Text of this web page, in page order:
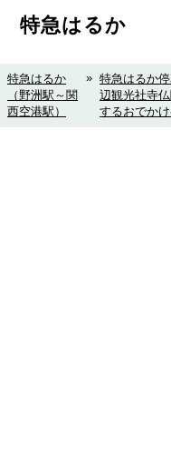
特急はるか
特急はるか
（野洲駅～関
西空港駅）
» 特急はるか
辺観光社寺
するおでか